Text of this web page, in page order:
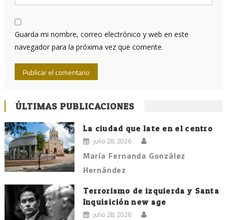
Guarda mi nombre, correo electrónico y web en este
navegador para la próxima vez que comente.
ÚLTIMAS PUBLICACIONES
La ciudad que late en el centro
julio 28, 2026
María Fernanda González
Hernández
Terrorismo de izquierda y Santa
Inquisición new age
julio 28, 2026